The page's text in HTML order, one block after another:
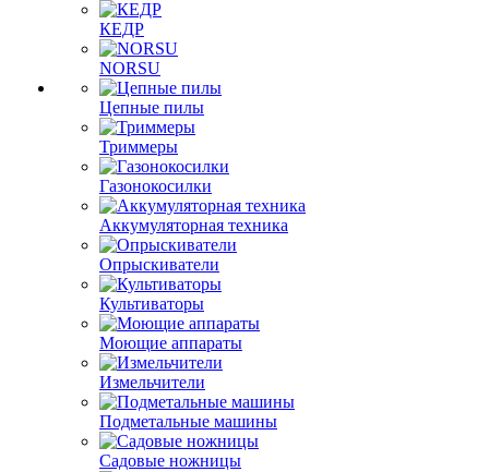
КЕДР
NORSU
Цепные пилы
Триммеры
Газонокосилки
Аккумуляторная техника
Опрыскиватели
Культиваторы
Моющие аппараты
Измельчители
Подметальные машины
Садовые ножницы